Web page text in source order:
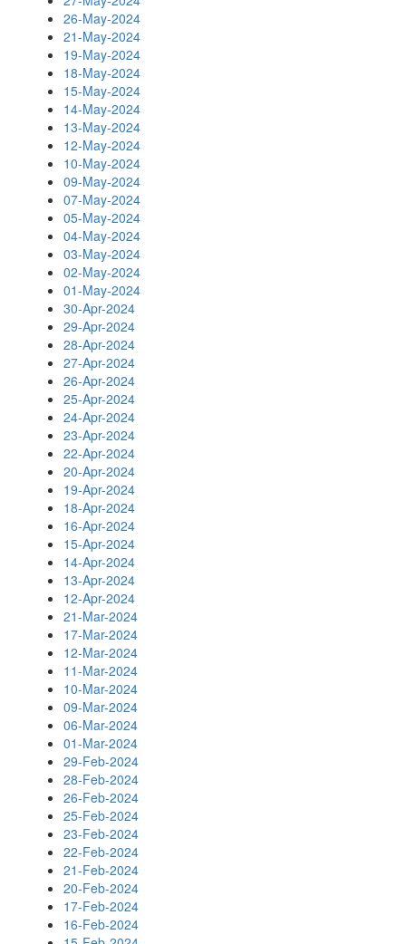
26-May-2024
21-May-2024
19-May-2024
18-May-2024
15-May-2024
14-May-2024
13-May-2024
12-May-2024
10-May-2024
09-May-2024
07-May-2024
05-May-2024
04-May-2024
03-May-2024
02-May-2024
01-May-2024
30-Apr-2024
29-Apr-2024
28-Apr-2024
27-Apr-2024
26-Apr-2024
25-Apr-2024
24-Apr-2024
23-Apr-2024
22-Apr-2024
20-Apr-2024
19-Apr-2024
18-Apr-2024
16-Apr-2024
15-Apr-2024
14-Apr-2024
13-Apr-2024
12-Apr-2024
21-Mar-2024
17-Mar-2024
12-Mar-2024
11-Mar-2024
10-Mar-2024
09-Mar-2024
06-Mar-2024
01-Mar-2024
29-Feb-2024
28-Feb-2024
26-Feb-2024
25-Feb-2024
23-Feb-2024
22-Feb-2024
21-Feb-2024
20-Feb-2024
17-Feb-2024
16-Feb-2024